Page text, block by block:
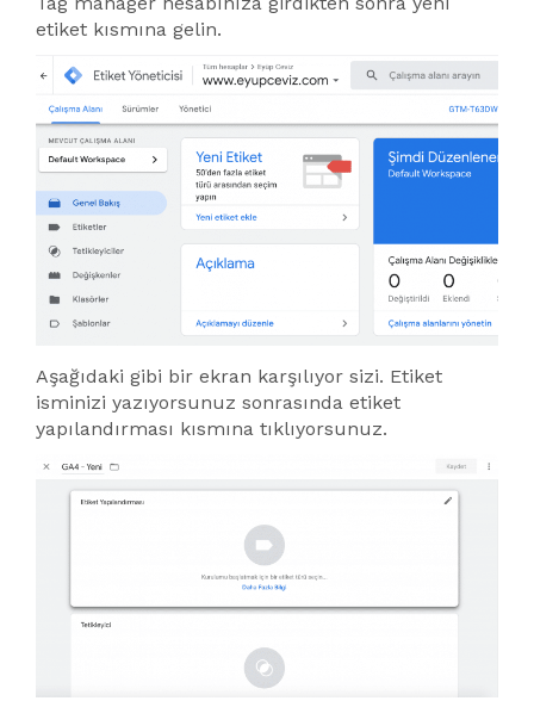
etiket kısmına gelin.
Aşağıdaki gibi bir ekran karşılıyor sizi. Etiket
isminizi yazıyorsunuz sonrasında etiket
yapılandırması kısmına tıklıyorsunuz.